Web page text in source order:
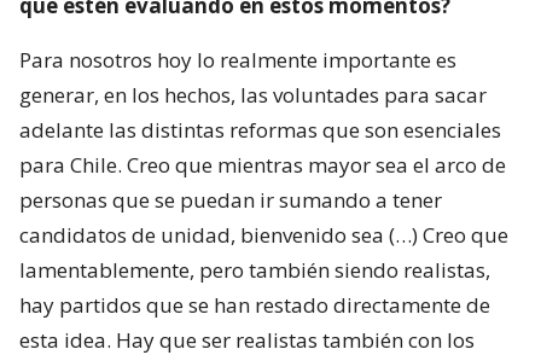
Para nosotros hoy lo realmente importante es
generar, en los hechos, las voluntades para sacar
adelante las distintas reformas que son esenciales
para Chile. Creo que mientras mayor sea el arco de
personas que se puedan ir sumando a tener
candidatos de unidad, bienvenido sea (…) Creo que
lamentablemente, pero también siendo realistas,
hay partidos que se han restado directamente de
esta idea. Hay que ser realistas también con los